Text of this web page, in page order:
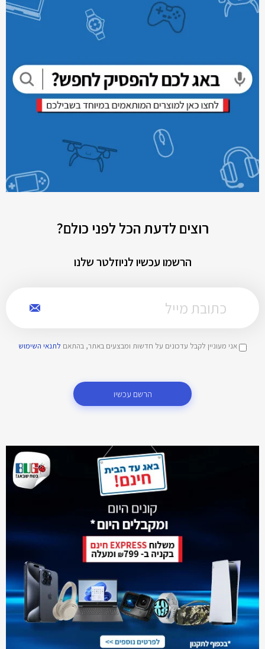
רוצים לדעת הכל לפני כולם?
הרשמו עכשיו לניוזלטר שלנו
אני מעוניין לקבל עדכונים על חדשות ומבצעים באתר, בהתאם לתנאי השימוש
הרשם עכשיו